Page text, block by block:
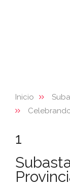
Inicio
1